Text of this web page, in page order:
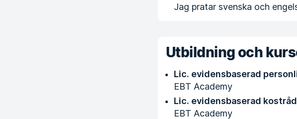
Jag pratar svenska och
Utbildning och
Lic. evidensbaserad
EBT Academy
Lic. evidensbaserad
EBT Academy